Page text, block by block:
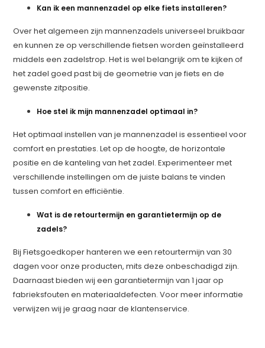
Kan ik een mannenzadel op elke fiets installeren?
Over het algemeen zijn mannenzadels universeel bruikbaar
en kunnen ze op verschillende fietsen worden geïnstalleerd
middels een zadelstrop. Het is wel belangrijk om te kijken of
het zadel goed past bij de geometrie van je fiets en de
gewenste zitpositie.
Hoe stel ik mijn mannenzadel optimaal in?
Het optimaal instellen van je mannenzadel is essentieel voor
comfort en prestaties. Let op de hoogte, de horizontale
positie en de kanteling van het zadel. Experimenteer met
verschillende instellingen om de juiste balans te vinden
tussen comfort en efficiëntie.
Wat is de retourtermijn en garantietermijn op de
zadels?
Bij Fietsgoedkoper hanteren we een retourtermijn van 30
dagen voor onze producten, mits deze onbeschadigd zijn.
Daarnaast bieden wij een garantietermijn van 1 jaar op
fabrieksfouten en materiaaldefecten. Voor meer informatie
verwijzen wij je graag naar de klantenservice.